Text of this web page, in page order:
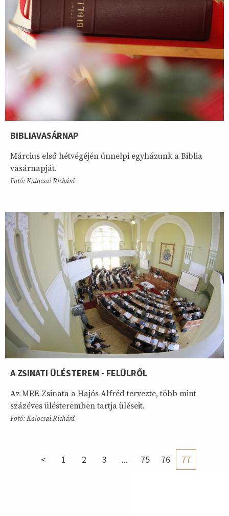
BIBLIAVASÁRNAP
Március első hétvégéjén ünnelpi egyházunk a Biblia
vasárnapját.
Fotó: Kalocsai Richárd
A ZSINATI ÜLÉSTEREM - FELÜLRŐL
Az MRE Zsinata a Hajós Alfréd tervezte, több mint
százéves ülésteremben tartja üléseit.
Fotó: Kalocsai Richárd
< 1 2 3 ... 75 76 77